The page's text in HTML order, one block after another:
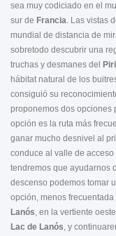
sea muy codiciado en el
sur de Francia. Las vistas
mundial de distancia de
sobretodo descubrir una
truchas y desmanes del
hábitat natural de los
consiguió su
proponemos dos opciones
opción es la ruta más
ganar mucho desnivel al
conduce al valle de
tendremos que ayudarnos
descenso podemos tomar
opción, menos
Lanós, en la vertiente oeste
Lac de Lanós, y